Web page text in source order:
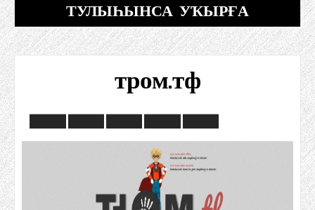
ТУЛЫҺЫНСА УҠЫРҒА
тром.тф